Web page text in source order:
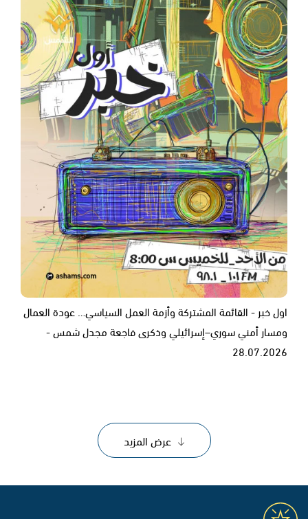
اول خبر - القائمة المشتركة وأزمة العمل السياسي… عودة العمال
ومسار أمني سوري–إسرائيلي وذكرى فاجعة مجدل شمس -
28.07.2026
عرض المزيد